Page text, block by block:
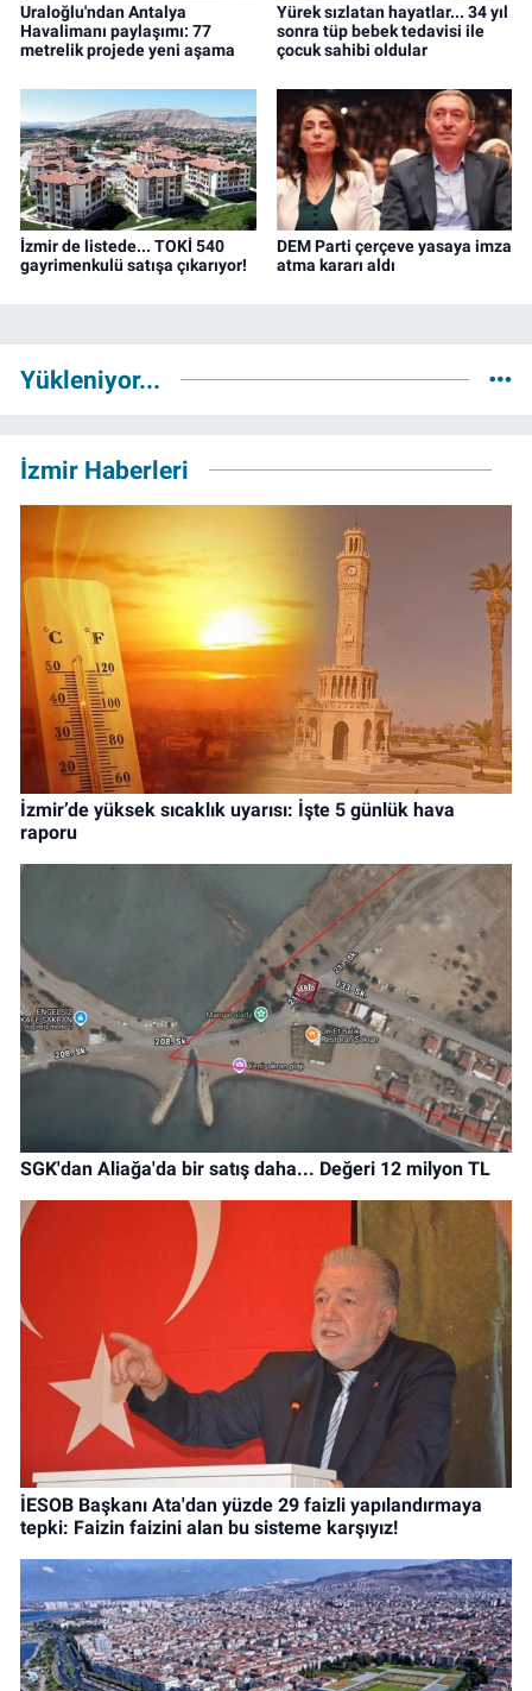
Uraloğlu'ndan Antalya
Havalimanı paylaşımı: 77
metrelik projede yeni aşama
Yürek sızlatan hayatlar... 34 yıl
sonra tüp bebek tedavisi ile
çocuk sahibi oldular
İzmir de listede... TOKİ 540
gayrimenkulü satışa çıkarıyor!
DEM Parti çerçeve yasaya imza
atma kararı aldı
Yükleniyor...
İzmir Haberleri
İzmir’de yüksek sıcaklık uyarısı: İşte 5 günlük hava
raporu
SGK'dan Aliağa'da bir satış daha... Değeri 12 milyon TL
İESOB Başkanı Ata'dan yüzde 29 faizli yapılandırmaya
tepki: Faizin faizini alan bu sisteme karşıyız!